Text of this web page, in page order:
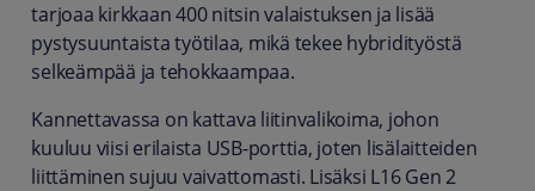
tarjoaa kirkkaan 400 nitsin valaistuksen ja lisää
pystysuuntaista työtilaa, mikä tekee hybridityöstä
selkeämpää ja tehokkaampaa.
Kannettavassa on kattava liitinvalikoima, johon
kuuluu viisi erilaista USB-porttia, joten lisälaitteiden
liittäminen sujuu vaivattomasti. Lisäksi L16 Gen 2